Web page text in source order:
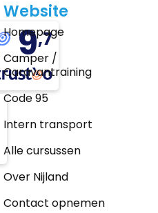
9,7
Website
Homepage
Camper /
Caravantraining
Code 95
Intern transport
Alle cursussen
Over Nijland
Contact opnemen